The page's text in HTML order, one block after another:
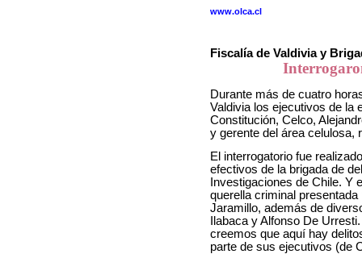
www.olca.cl
Fiscalía de Valdivia y
Durante más de cuatro
Valdivia los ejecutivos de la
Constitución, Celco,
y gerente del área celulosa,
El interrogatorio fue
efectivos de la brigada de
Investigaciones de Chile. Y
querella criminal
Jaramillo, además de
Ilabaca y Alfonso De
creemos que aquí hay
parte de sus ejecutivos (de